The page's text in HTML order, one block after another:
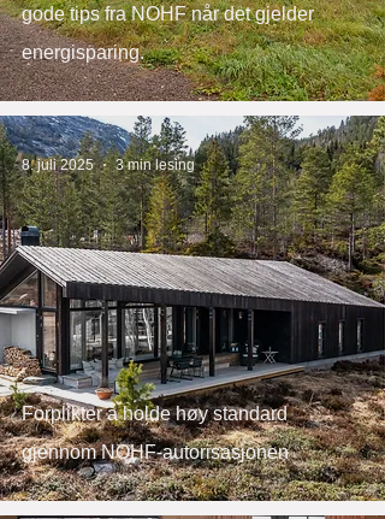
gode tips fra NOHF når det gjelder
energisparing.
Forplikter å holde høy standard
gjennom NOHF-autorisasjonen
8. juli 2025 3 min lesing